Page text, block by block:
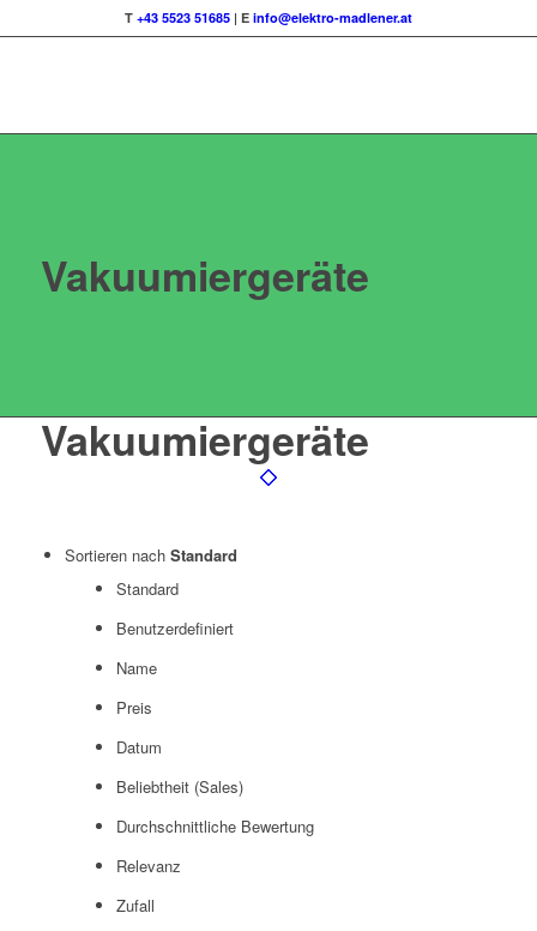
T +43 5523 51685| E info@elektro-madlener.at
Vakuumiergeräte
Vakuumiergeräte
Sortieren nach Standard
Standard
Benutzerdefiniert
Name
Preis
Datum
Beliebtheit (Sales)
Durchschnittliche Bewertung
Relevanz
Zufall